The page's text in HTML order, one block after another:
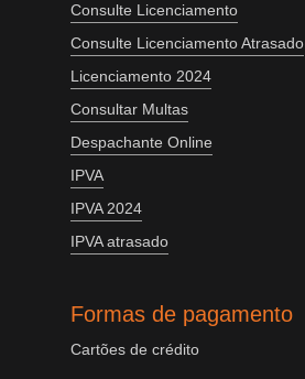
Consulte Licenciamento
Consulte Licenciamento Atrasado
Licenciamento 2024
Consultar Multas
Despachante Online
IPVA
IPVA 2024
IPVA atrasado
Formas de pagamento
Cartões de crédito